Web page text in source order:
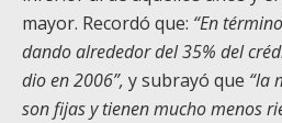
mayor. Recordó que: “En
dando alrededor del 35% del
dio en 2006”, y subrayó que “la
son fijas y tienen mucho menos